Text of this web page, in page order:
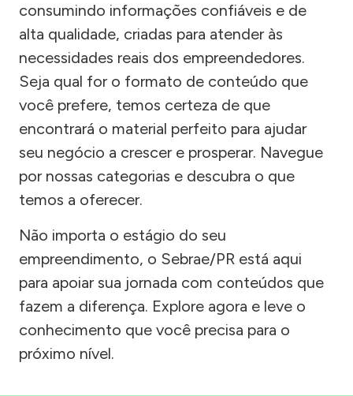
consumindo informações confiáveis e de
alta qualidade, criadas para atender às
necessidades reais dos empreendedores.
Seja qual for o formato de conteúdo que
você prefere, temos certeza de que
encontrará o material perfeito para ajudar
seu negócio a crescer e prosperar. Navegue
por nossas categorias e descubra o que
temos a oferecer.
Não importa o estágio do seu
empreendimento, o Sebrae/PR está aqui
para apoiar sua jornada com conteúdos que
fazem a diferença. Explore agora e leve o
conhecimento que você precisa para o
próximo nível.